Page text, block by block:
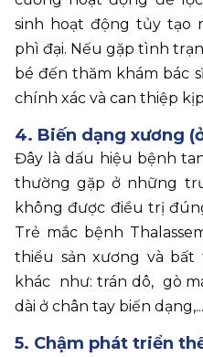
sinh hoạt động tủy tạo
phì đại. Nếu gặp tình
bé đến thăm khám bác
chính xác và can thiệp
4. Biến dạng xương
Đây là dấu hiệu bệnh
thường gặp ở những
không được điều trị
Trẻ mắc bệnh
thiểu sản xương và
khác  như: trán dô,  gò
dài ở chân tay biến dạng,...
5. Chậm phát triển